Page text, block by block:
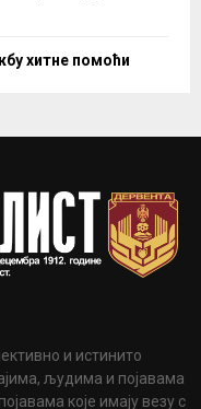
хитне помоћи
и истинито
људима и појавама
које имају везу с